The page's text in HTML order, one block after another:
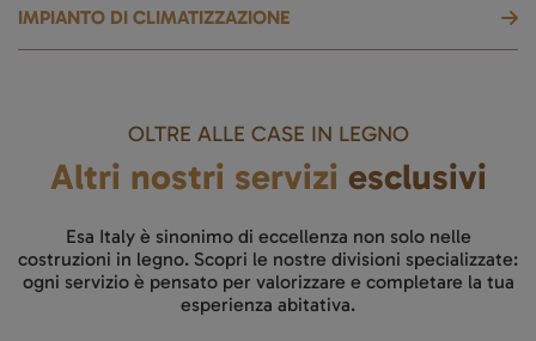
IMPIANTO DI CLIMATIZZAZIONE
OLTRE ALLE CASE IN LEGNO
Altri nostri servizi esclusivi
Esa Italy è sinonimo di eccellenza non solo nelle
costruzioni in legno. Scopri le nostre divisioni specializzate:
ogni servizio è pensato per valorizzare e completare la tua
esperienza abitativa.